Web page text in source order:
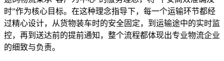
时”作为核心目标。在这种理念指导下，每一个运输环节都经
过精心设计，从货物装车时的安全固定，到运输途中的实时监
控，再到送达前的提前通知，整个流程都体现出专业物流企业
的细致与负责。